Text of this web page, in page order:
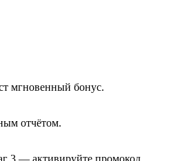
мгновенный бонус.
отчётом.